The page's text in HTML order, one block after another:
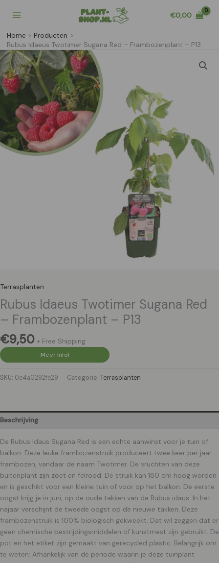
naar
inhoud
€0,00
Home
Producten
Rubus Idaeus Twotimer Sugana Red – Frambozenplant – P13
Terrasplanten
Rubus Idaeus Twotimer Sugana Red
– Frambozenplant – P13
€9,50 + Free Shipping
Meer Info!
SKU: 0e4a0292fe29 Categorie: Terrasplanten
Beschrijving
De Rubus Idaus Sugana Red is een echte aanwinst voor je tuin of
balkon. Deze leuke frambozenstruik produceert twee keer per jaar
frambozen, vandaar de naam Twotimer. De vruchten van deze
buitenplant zijn zoet en felrood. De struik kan 180 cm hoog worden
en is geschikt voor een kleine tuin of voor op het balkon. De eerste
oogst krijg je in juni, op de oude takken van de Rubus idaus. In het
najaar verschijnt de tweede oogst op de nieuwe takken. Deze
frambozenstruik is 100% biologisch gekweekt. Dat wil zeggen dat er
geen chemische bestrijdingsmiddelen of kunstmest zijn gebruikt. De
pot en het etiket zijn gemaakt van gerecycled plastic. Belangrijk om
te weten: Afhankelijk van de periode waarin je deze tuinplant